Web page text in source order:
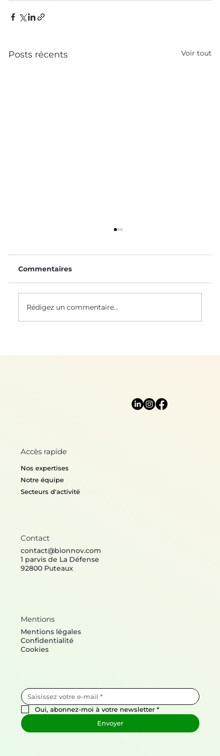
Posts récents Voir tout
Le Saviez-Vous ? #58
Commentaires
Rédigez un commentaire...
Oui, abonnez-moi à votre newsletter *
Envoyer
Accès rapide
Nos expertises
Notre équipe
Secteurs d'activité
Contact
contact@bionnov.com
1 parvis de La Défense
92800 Puteaux
Mentions
Mentions légales
Confidentialité
Cookies